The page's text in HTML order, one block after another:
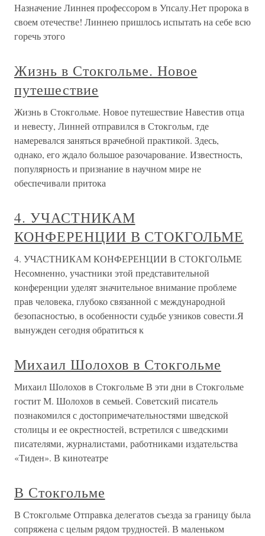
Назначение Линнея профессором в Упсалу.Нет пророка в
своем отечестве! Линнею пришлось испытать на себе всю
горечь этого
Жизнь в Стокгольме. Новое
путешествие
Жизнь в Стокгольме. Новое путешествие Навестив отца
и невесту, Линней отправился в Стокгольм, где
намеревался заняться врачебной практикой. Здесь,
однако, его ждало большое разочарование. Известность,
популярность и признание в научном мире не
обеспечивали притока
4. УЧАСТНИКАМ
КОНФЕРЕНЦИИ В СТОКГОЛЬМЕ
4. УЧАСТНИКАМ КОНФЕРЕНЦИИ В СТОКГОЛЬМЕ
Несомненно, участники этой представительной
конференции уделят значительное внимание проблеме
прав человека, глубоко связанной с международной
безопасностью, в особенности судьбе узников совести.Я
вынужден сегодня обратиться к
Михаил Шолохов в Стокгольме
Михаил Шолохов в Стокгольме В эти дни в Стокгольме
гостит М. Шолохов в семьей. Советский писатель
познакомился с достопримечательностями шведской
столицы и ее окрестностей, встретился с шведскими
писателями, журналистами, работниками издательства
«Тиден». В кинотеатре
В Стокгольме
В Стокгольме Отправка делегатов съезда за границу была
сопряжена с целым рядом трудностей. В маленьком